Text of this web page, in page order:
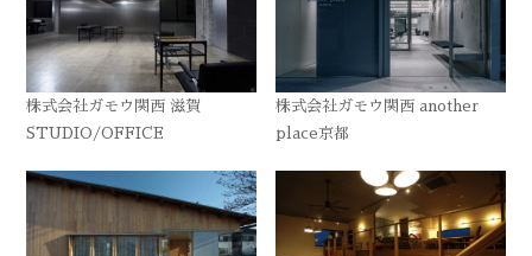
株式会社ガモウ関西 滋賀
STUDIO/OFFICE
株式会社ガモウ関西 another
place京都